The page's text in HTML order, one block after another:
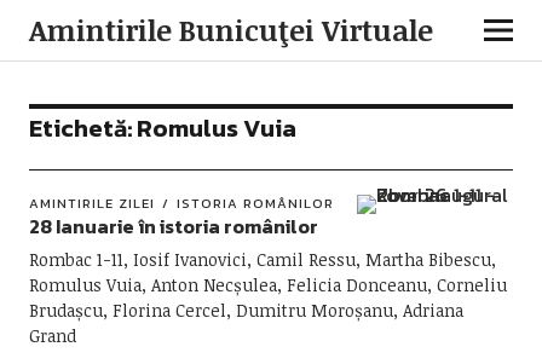
Amintirile Bunicuţei Virtuale
Etichetă:Romulus Vuia
AMINTIRILE ZILEI ISTORIA ROMÂNILOR
28 Ianuarie în istoria românilor
Rombac 1-11, Iosif Ivanovici, Camil Ressu, Martha Bibescu,
Romulus Vuia, Anton Necșulea, Felicia Donceanu, Corneliu
Brudașcu, Florina Cercel, Dumitru Moroșanu, Adriana
Grand